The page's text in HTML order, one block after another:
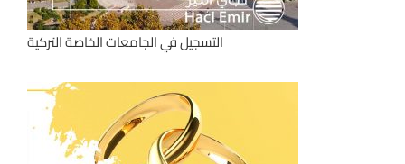
التسجيل في الجامعات الخاصة التركية